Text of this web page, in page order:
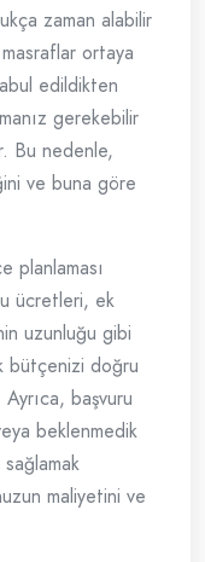
zaman alabilir
ortaya
edildikten
gerekebilir
Bu nedenle,
ve buna göre
planlaması
ücretleri, ek
uzunluğu gibi
bütçenizi doğru
başvuru
beklenmedik
maliyetini ve